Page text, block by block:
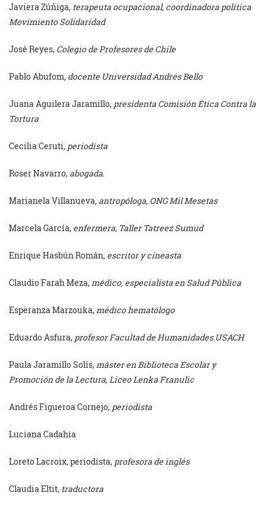
Javiera Zúñiga, terapeuta ocupacional, coordinadora política
Movimiento Solidaridad
José Reyes, Colegio de Profesores de Chile
Pablo Abufom, docente Universidad Andrés Bello
Juana Aguilera Jaramillo, presidenta Comisión Ética Contra la
Tortura
Cecilia Ceruti, periodista
Roser Navarro, abogada.
Marianela Villanueva, antropóloga, ONG Mil Mesetas
Marcela García, enfermera, Taller Tatreez Sumud
Enrique Hasbún Román, escritor y cineasta
Claudio Farah Meza,médico, especialista en Salud Pública
Esperanza Marzouka,médico hematólogo
Eduardo Asfura, profesor Facultad de Humanidades USACH
Paula Jaramillo Solís,máster en Biblioteca Escolar y
Promoción de la Lectura, Liceo Lenka Franulic
Andrés Figueroa Cornejo, periodista
Luciana Cadahia
Loreto Lacroix, periodista, profesora de inglés
Claudia Eltit, traductora